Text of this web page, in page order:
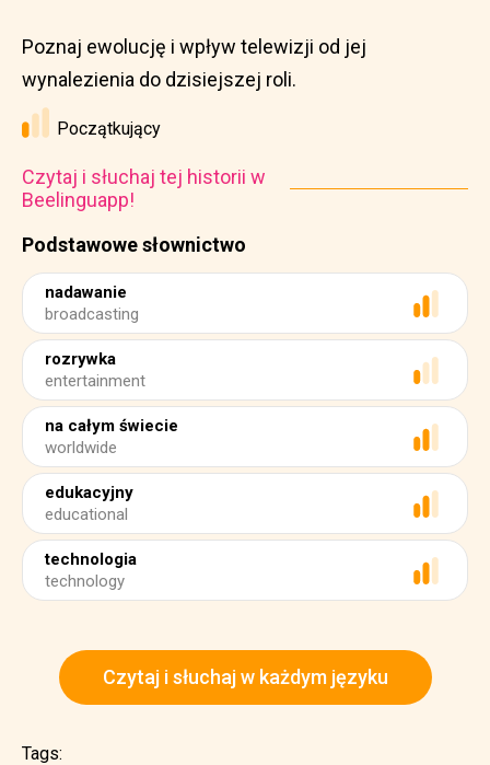
Podstawowe słownictwo
nadawanie
broadcasting
rozrywka
entertainment
na całym świecie
worldwide
edukacyjny
educational
technologia
technology
Poznaj ewolucję i wpływ telewizji od jej
wynalezienia do dzisiejszej roli.
Początkujący
Czytaj i słuchaj tej historii w
Beelinguapp!
Czytaj i słuchaj w każdym języku
Tags: